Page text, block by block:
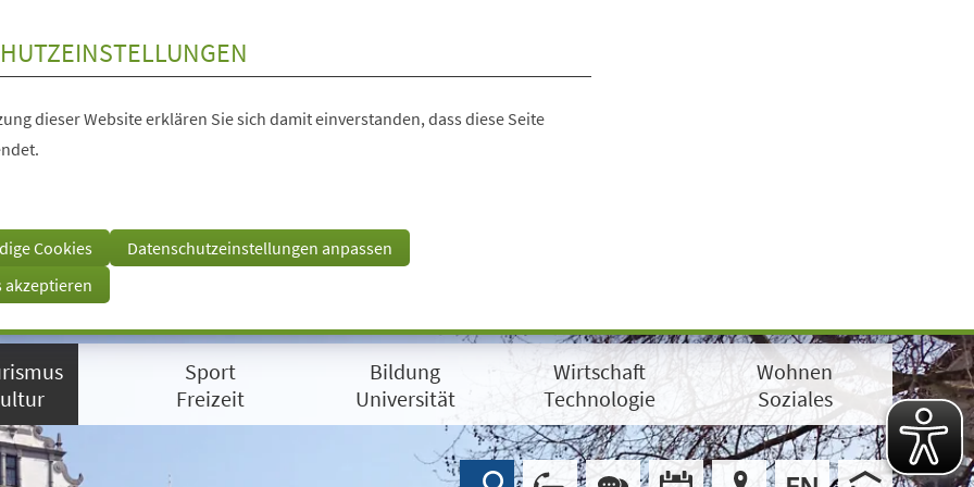
dieser Website erklären Sie sich damit einverstanden, dass diese Seite
Cookies
Datenschutzeinstellungen anpassen
akzeptieren
Sport
Freizeit
Bildung
Universität
Wirtschaft
Technologie
Wohnen
Soziales